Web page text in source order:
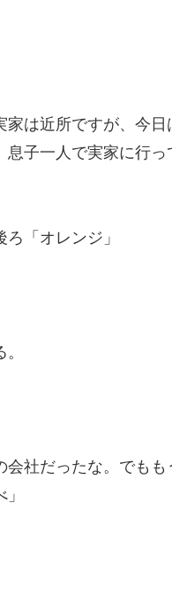
家は近所ですが、今
息子一人で実家に行
「オレンジ」
会社だったな。でも